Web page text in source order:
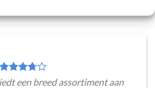
een breed assortiment aan